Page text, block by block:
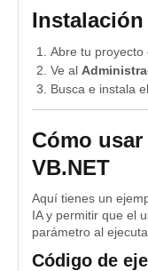
Instalación
Abre tu proyecto
Ve al
Busca e instala
Cómo
VB.NET
Aquí tienes un
IA y permitir que el
parámetro al
Código de